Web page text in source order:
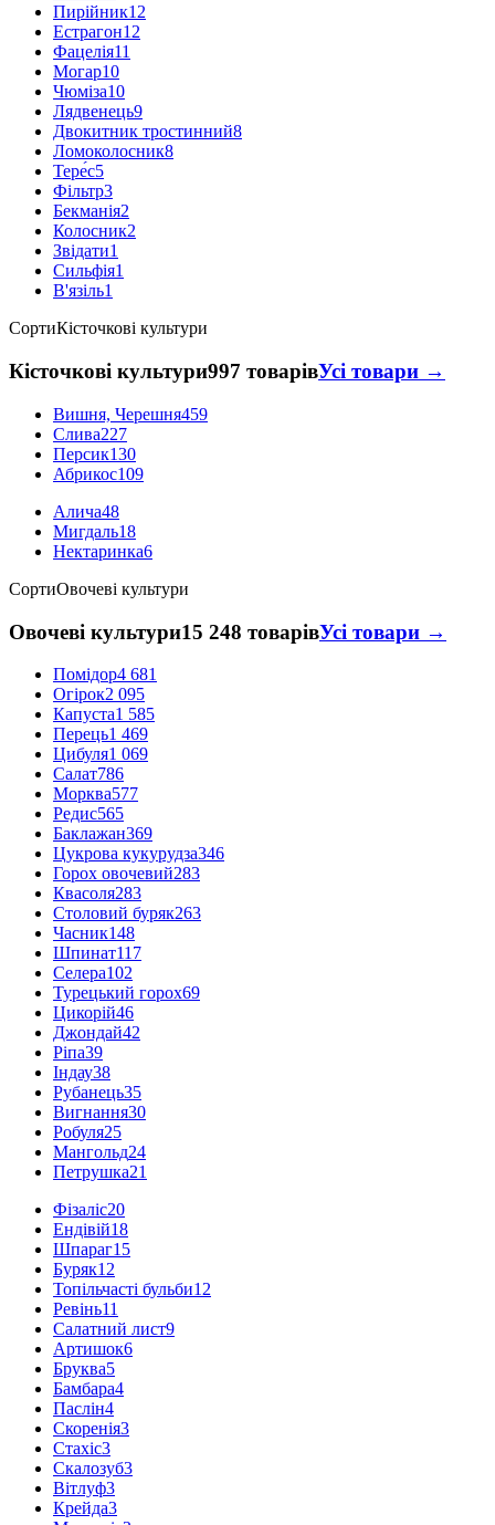
Пирійник12
Естрагон12
Фацелія11
Могар10
Чюміза10
Лядвенець9
Двокитник тростинний8
Ломоколосник8
Тере́с5
Фільтр3
Бекманія2
Колосник2
Звідати1
Сильфія1
В'язіль1
СортиКісточкові культури
Кісточкові культури997 товарівУсі товари →
Вишня, Черешня459
Слива227
Персик130
Абрикос109
Алича48
Мигдаль18
Нектаринка6
СортиОвочеві культури
Овочеві культури15 248 товарівУсі товари →
Помідор4 681
Огірок2 095
Капуста1 585
Перець1 469
Цибуля1 069
Салат786
Морква577
Редис565
Баклажан369
Цукрова кукурудза346
Горох овочевий283
Квасоля283
Столовий буряк263
Часник148
Шпинат117
Селера102
Турецький горох69
Цикорій46
Джондай42
Ріпа39
Індау38
Рубанець35
Вигнання30
Робуля25
Мангольд24
Петрушка21
Фізаліс20
Ендівій18
Шпараг15
Буряк12
Топільчасті бульби12
Ревінь11
Салатний лист9
Артишок6
Бруква5
Бамбара4
Паслін4
Скоренія3
Стахіс3
Скалозуб3
Вітлуф3
Крейда3